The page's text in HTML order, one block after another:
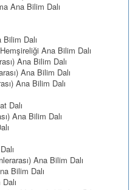
Ana Bilim Dalı
Dalı
Ana Bilim Dalı
Ana Bilim Dalı
Ana Bilim Dalı
Ana Bilim Dalı
Dalı
Ana Bilim Dalı
Ana Bilim Dalı
Bilim Dalı